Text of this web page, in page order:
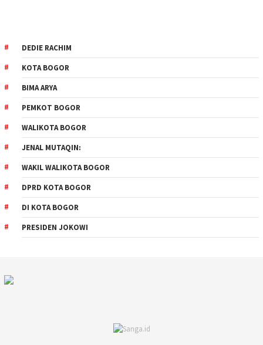
DEDIE RACHIM
KOTA BOGOR
BIMA ARYA
PEMKOT BOGOR
WALIKOTA BOGOR
JENAL MUTAQIN:
WAKIL WALIKOTA BOGOR
DPRD KOTA BOGOR
DI KOTA BOGOR
PRESIDEN JOKOWI